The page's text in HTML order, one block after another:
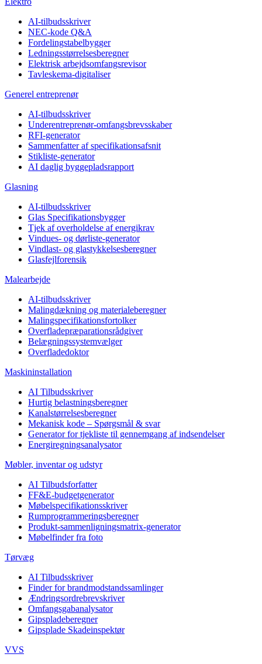
AI-tilbudsskriver
NEC-kode Q&A
Fordelingstabelbygger
Ledningsstørrelsesberegner
Elektrisk arbejdsomfangsrevisor
Tavleskema-digitaliser
Generel entreprenør
AI-tilbudsskriver
Underentreprenør-omfangsbrevsskaber
RFI-generator
Sammenfatter af specifikationsafsnit
Stikliste-generator
AI daglig byggepladsrapport
Glasning
AI-tilbudsskriver
Glas Specifikationsbygger
Tjek af overholdelse af energikrav
Vindues- og dørliste-generator
Vindlast- og glastykkelsesberegner
Glasfejlforensik
Malearbejde
AI-tilbudsskriver
Malingdækning og materialeberegner
Malingspecifikationsfortolker
Overfladepræparationsrådgiver
Belægningssystemvælger
Overfladedoktor
Maskininstallation
AI Tilbudsskriver
Hurtig belastningsberegner
Kanalstørrelsesberegner
Mekanisk kode – Spørgsmål & svar
Generator for tjekliste til gennemgang af indsendelser
Energiregningsanalysator
Møbler, inventar og udstyr
AI Tilbudsforfatter
FF&E-budgetgenerator
Møbelspecifikationsskriver
Rumprogrammeringsberegner
Produkt-sammenligningsmatrix-generator
Møbelfinder fra foto
Tørvæg
AI Tilbudsskriver
Finder for brandmodstandssamlinger
Ændringsordrebrevskriver
Omfangsgabanalysator
Gipspladeberegner
Gipsplade Skadeinspektør
VVS